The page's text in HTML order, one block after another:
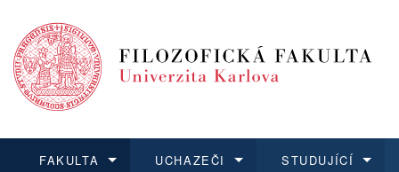
FAKULTA UCHAZEČI STUDUJÍCÍ